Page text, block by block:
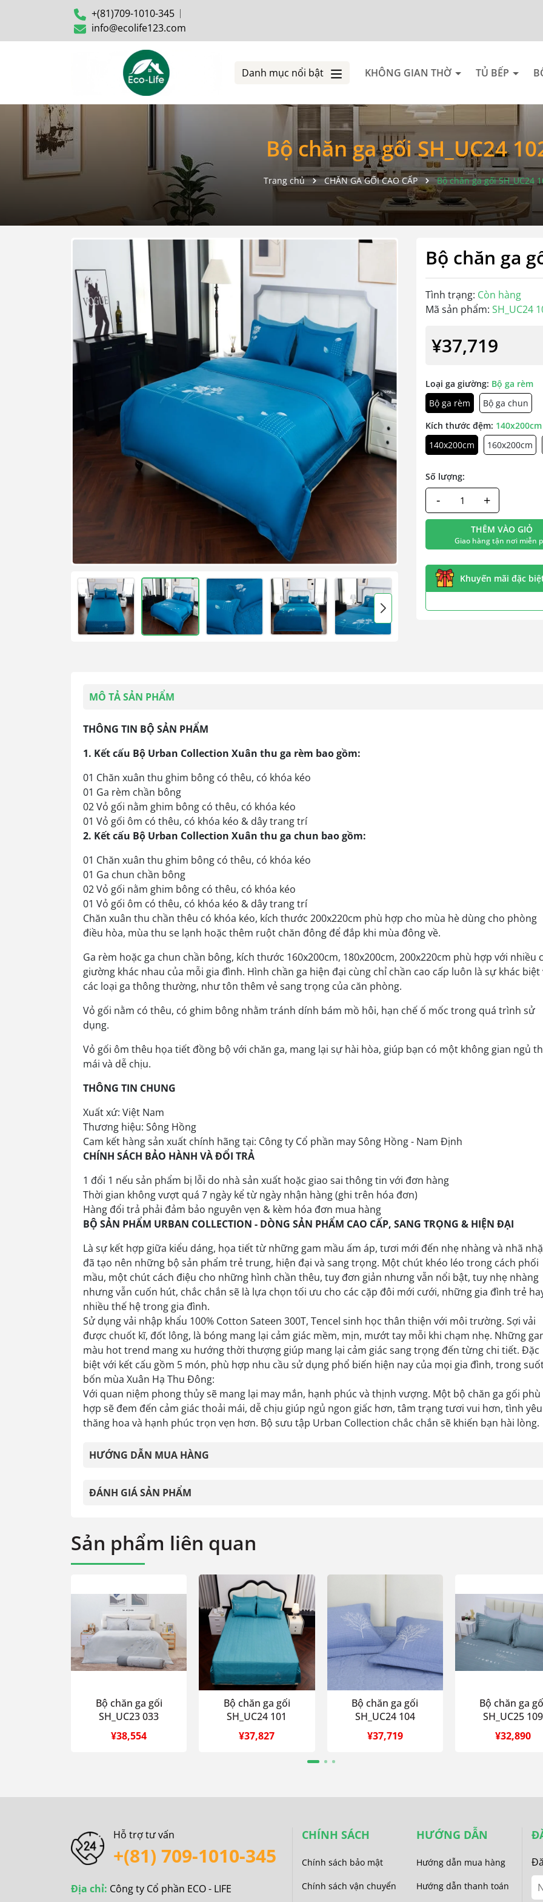
+(81)709-1010-345
info@ecolife123.com
Danh mục nổi bật KHÔNG GIAN THỜ TỦ BẾP
Bộ chăn ga gối SH_UC24
Trang chủ CHĂN GA GỐI CAO CẤP Bộ chăn ga gối SH_UC24
Bộ chăn ga
Tình trạng: Còn hàng
Mã sản phẩm: SH_UC24
¥37,719
Loại ga giường: Bộ ga rèm
Bộ ga rèm
Bộ ga chun
Kích thước đệm: 140x200cm
140x200cm
160x200cm
Số lượng:
- +
THÊM VÀO GIỎ
Giao hàng tận nơi miễn
Khuyến mãi đặc
MÔ TẢ SẢN PHẨM
THÔNG TIN BỘ SẢN PHẨM
1. Kết cấu Bộ Urban Collection Xuân thu ga rèm bao gồm:
01 Chăn xuân thu ghim bông có thêu, có khóa kéo
01 Ga rèm chần bông
02 Vỏ gối nằm ghim bông có thêu, có khóa kéo
01 Vỏ gối ôm có thêu, có khóa kéo & dây trang trí
2. Kết cấu Bộ Urban Collection Xuân thu ga chun bao gồm:
01 Chăn xuân thu ghim bông có thêu, có khóa kéo
01 Ga chun chần bông
02 Vỏ gối nằm ghim bông có thêu, có khóa kéo
01 Vỏ gối ôm có thêu, có khóa kéo & dây trang trí
Chăn xuân thu chần thêu có khóa kéo, kích thước 200x220cm phù hợp cho mùa hè dùng cho phòng
điều hòa, mùa thu se lạnh hoặc thêm ruột chăn đông để đắp khi mùa đông về.
Ga rèm hoặc ga chun chần bông, kích thước 160x200cm, 180x200cm, 200x220cm phù hợp với nhiều
giường khác nhau của mỗi gia đình. Hình chần ga hiện đại cùng chỉ chần cao cấp luôn là sự khác biệt
các loại ga thông thường, như tôn thêm vẻ sang trọng của căn phòng.
Vỏ gối nằm có thêu, có ghim bông nhằm tránh dính bám mồ hôi, hạn chế ố mốc trong quá trình sử
dụng.
Vỏ gối ôm thêu họa tiết đồng bộ với chăn ga, mang lại sự hài hòa, giúp bạn có một không gian ngủ
mái và dễ chịu.
THÔNG TIN CHUNG
Xuất xứ: Việt Nam
Thương hiệu: Sông Hồng
Cam kết hàng sản xuất chính hãng tại: Công ty Cổ phần may Sông Hồng - Nam Định
CHÍNH SÁCH BẢO HÀNH VÀ ĐỔI TRẢ
1 đổi 1 nếu sản phẩm bị lỗi do nhà sản xuất hoặc giao sai thông tin với đơn hàng
Thời gian không vượt quá 7 ngày kể từ ngày nhận hàng (ghi trên hóa đơn)
Hàng đổi trả phải đảm bảo nguyên vẹn & kèm hóa đơn mua hàng
BỘ SẢN PHẨM URBAN COLLECTION - DÒNG SẢN PHẨM CAO CẤP, SANG TRỌNG & HIỆN ĐẠI
Là sự kết hợp giữa kiểu dáng, họa tiết từ những gam mầu ấm áp, tươi mới đến nhẹ nhàng và nhã
đã tạo nên những bộ sản phẩm trẻ trung, hiện đại và sang trọng. Một chút khéo léo trong cách phối
mầu, một chút cách điệu cho những hình chần thêu, tuy đơn giản nhưng vẫn nổi bật, tuy nhẹ nhàng
nhưng vẫn cuốn hút, chắc chắn sẽ là lựa chọn tối ưu cho các cặp đôi mới cưới, những gia đình trẻ
nhiều thế hệ trong gia đình.
Sử dụng vải nhập khẩu 100% Cotton Sateen 300T, Tencel sinh học thân thiện với môi trường. Sợi vải
được chuốt kĩ, đốt lông, là bóng mang lại cảm giác mềm, mịn, mướt tay mỗi khi chạm nhẹ. Những
màu hot trend mang xu hướng thời thượng giúp mang lại cảm giác sang trọng đến từng chi tiết. Đặc
biệt với kết cấu gồm 5 món, phù hợp nhu cầu sử dụng phổ biến hiện nay của mọi gia đình, trong
bốn mùa Xuân Hạ Thu Đông:
Với quan niệm phong thủy sẽ mang lại may mắn, hạnh phúc và thịnh vượng. Một bộ chăn ga gối phù
hợp sẽ đem đến cảm giác thoải mái, dễ chịu giúp ngủ ngon giấc hơn, tâm trạng tươi vui hơn, tình yêu
thăng hoa và hạnh phúc trọn vẹn hơn. Bộ sưu tập Urban Collection chắc chắn sẽ khiến bạn hài lòng.
HƯỚNG DẪN MUA HÀNG
ĐÁNH GIÁ SẢN PHẨM
Sản phẩm liên quan
Bộ chăn ga gối
SH_UC23 033
¥38,554
Bộ chăn ga gối
SH_UC24 101
¥37,827
Bộ chăn ga gối
SH_UC24 104
¥37,719
Bộ chăn ga
SH_UC25 109
¥32,890
Hỗ trợ tư vấn
+(81) 709-1010-345
Địa chỉ: Công ty Cổ phần ECO - LIFE
CHÍNH SÁCH
Chính sách bảo mật
Chính sách vận chuyển
HƯỚNG DẪN
Hướng dẫn mua hàng
Hướng dẫn thanh toán